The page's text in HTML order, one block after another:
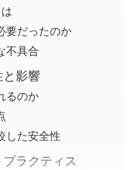
要だったのか
不具合
影響
るのか
した安全性
ラクティス